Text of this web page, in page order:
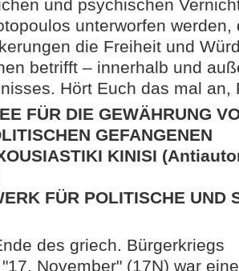
und psychischen
unterworfen werden,
die Frei­heit und
betrifft – innerhalb und
Hört Euch das mal an,
FÜR DIE GEWÄHRUNG
GEFANGENEN
KINISI
FÜR POLITISCHE UND
des griech. Bürgerkriegs
November" (17N) war